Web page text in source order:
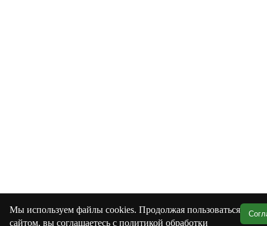
Мы используем файлы cookies. Продолжая пользоваться
сайтом, вы соглашаетесь с политикой обработки